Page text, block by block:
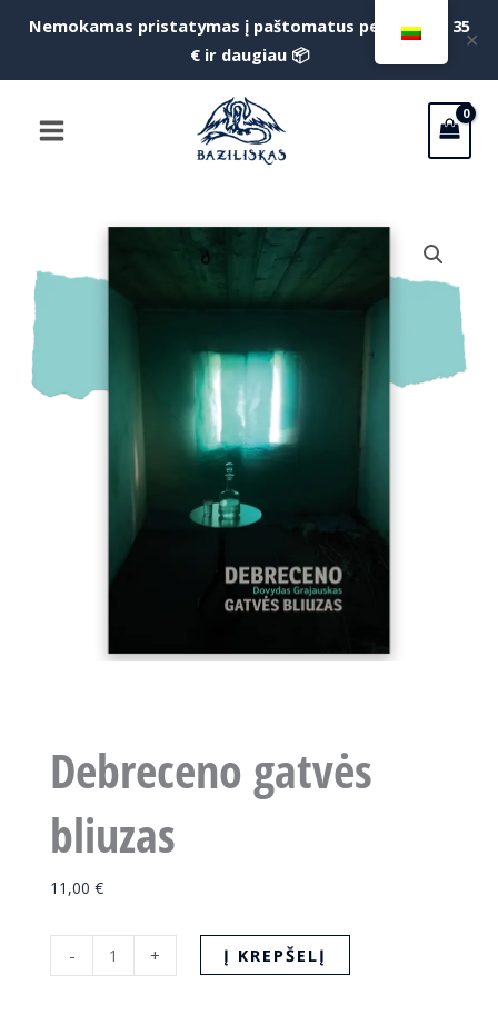
Nemokamas pristatymas į paštomatus perkant už 35
€ ir daugiau 📦
✕
Menu
Debreceno gatvės
bliuzas
11,00 €
-
produkto
kiekis:
+ Į KREPŠELĮ